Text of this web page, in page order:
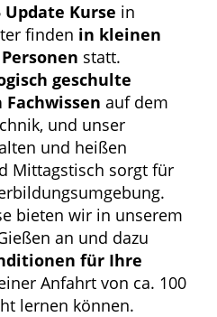
Update Kurse in
finden in kleinen
statt.
geschulte
auf dem
und unser
und heißen
Mittagstisch sorgt für
bieten wir in unserem
an und dazu
für Ihre
Anfahrt von ca. 100
lernen können.